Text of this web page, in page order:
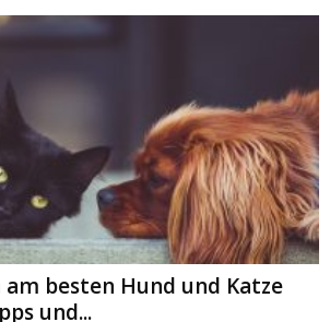
besten Hund und Katze
und...